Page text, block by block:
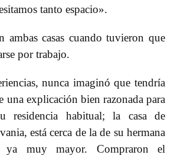
tanto espacio».
ambas casas cuando tuvieron que
por trabajo.
nunca imaginó que tendría
una explicación bien razonada para
residencia habitual; la casa de
está cerca de la de su hermana
muy mayor. Compraron el